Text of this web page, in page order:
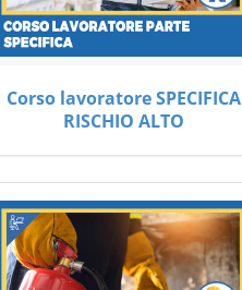
Corso lavoratore SPECIFICA
RISCHIO ALTO